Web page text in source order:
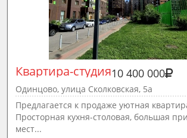
Квартира-студия10 400 000
Одинцово, улица Сколковская, 5а
Предлагается к продаже уютная
Просторная кухня-столовая, большая
мест...